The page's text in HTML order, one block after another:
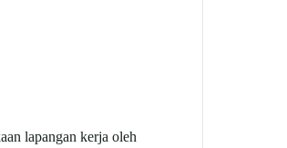
lapangan kerja oleh